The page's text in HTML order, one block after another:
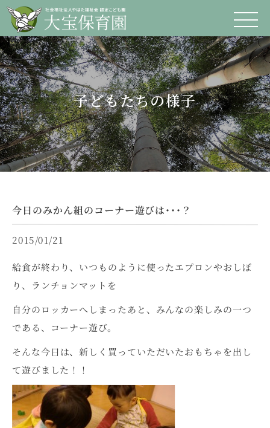
子どもたちの様子
今日のみかん組のコーナー遊びは･･･？
2015/01/21
給食が終わり、いつものように使ったエプロンやおしぼ
り、ランチョンマットを
自分のロッカーへしまったあと、みんなの楽しみの一つ
である、コーナー遊び。
そんな今日は、新しく買っていただいたおもちゃを出し
て遊びました！！